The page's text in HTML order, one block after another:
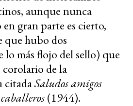
aunque nunca
en gran parte es cierto,
que hubo dos
lo más flojo del sello) que
de la
citadaSaludos amigos
(1944).